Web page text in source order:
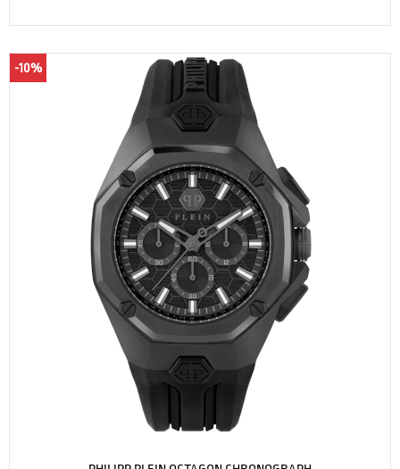
-10%